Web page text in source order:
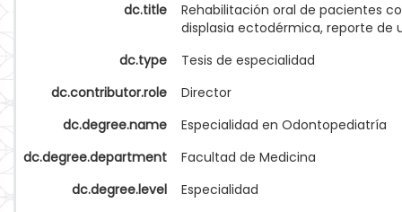
dc.title
Rehabilitación oral de pacientes
displasia ectodérmica, reporte de
dc.type
Tesis de especialidad
dc.contributor.role
Director
dc.degree.name
Especialidad en Odontopediatría
dc.degree.department
Facultad de Medicina
dc.degree.level
Especialidad